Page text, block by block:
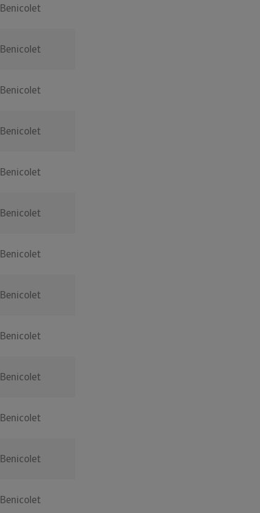
Benicolet
Benicolet
Benicolet
Benicolet
Benicolet
Benicolet
Benicolet
Benicolet
Benicolet
Benicolet
Benicolet
Benicolet
Benicolet